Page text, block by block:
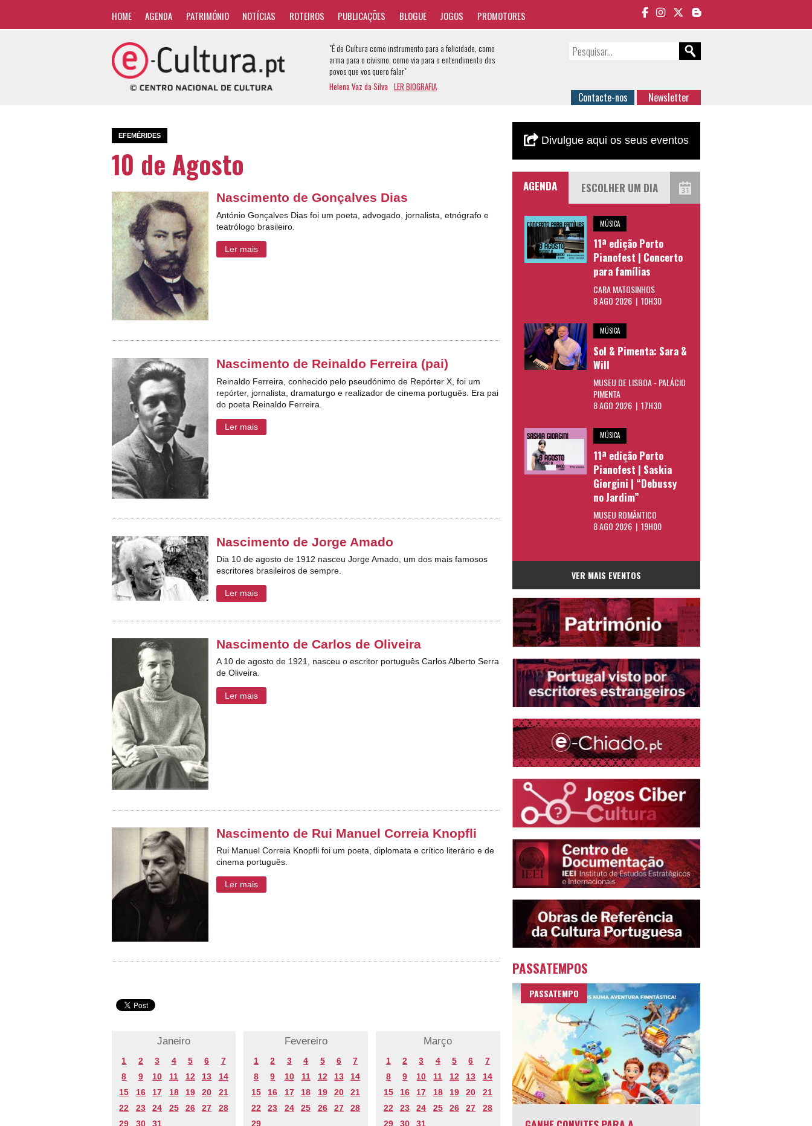
HOME AGENDA PATRIMÓNIO NOTÍCIAS ROTEIROS PUBLICAÇÕES BLOGUE JOGOS PROMOTORES
"É de Cultura como instrumento para a felicidade, como
arma para o civismo, como via para o entendimento dos
povos que vos quero falar"
Helena Vaz da Silva LER BIOGRAFIA
Contacte-nos Newsletter
EFEMÉRIDES
10 de Agosto
Nascimento de Gonçalves Dias
António Gonçalves Dias foi um poeta, advogado, jornalista, etnógrafo e
teatrólogo brasileiro.
Ler mais
Nascimento de Reinaldo Ferreira (pai)
Reinaldo Ferreira, conhecido pelo pseudónimo de Repórter X, foi um
repórter, jornalista, dramaturgo e realizador de cinema português. Era pai
do poeta Reinaldo Ferreira.
Ler mais
Nascimento de Jorge Amado
Dia 10 de agosto de 1912 nasceu Jorge Amado, um dos mais famosos
escritores brasileiros de sempre.
Ler mais
Nascimento de Carlos de Oliveira
A 10 de agosto de 1921, nasceu o escritor português Carlos Alberto Serra
de Oliveira.
Ler mais
Nascimento de Rui Manuel Correia Knopfli
Rui Manuel Correia Knopfli foi um poeta, diplomata e crítico literário e de
cinema português.
Ler mais
Janeiro
1 2 3 4 5 6
7
8
9 10 11 12 13
14
15
16 17 18 19 20
21
22
23 24 25 26 27
28
29
30 31
Fevereiro
1 2 3 4 5 6
7
8
9 10 11 12 13
14
15
16 17 18 19 20
21
22
23 24 25 26 27
28
29
Março
1 2 3 4 5 6
7
8
9 10 11 12 13
14
15
16 17 18 19 20
21
22
23 24 25 26 27
28
29
30 31
Divulgue aqui os seus eventos
AGENDA
MÚSICA
11ª edição Porto
Pianofest | Concerto
para famílias
CARA MATOSINHOS
8 AGO 2026 | 10H30
MÚSICA
Sol & Pimenta: Sara &
Will
MUSEU DE LISBOA - PALÁCIO
PIMENTA
8 AGO 2026 | 17H30
MÚSICA
11ª edição Porto
Pianofest | Saskia
Giorgini | “Debussy
no Jardim”
MUSEU ROMÂNTICO
8 AGO 2026 | 19H00
VER MAIS EVENTOS
PASSATEMPOS
PASSATEMPO